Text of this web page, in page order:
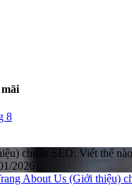
8
chuẩn SEO: Viết thế
2026
About Us (Giới thiệu)